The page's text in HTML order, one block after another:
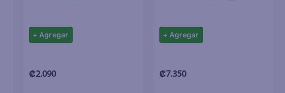
+ Agregar
₡2.090
+ Agregar
₡7.350